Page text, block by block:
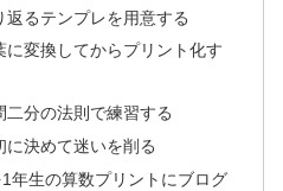
返るテンプレを用意する
変換してからプリント化す
分の法則で練習する
決めて迷いを削る
年生の算数プリントにブログ